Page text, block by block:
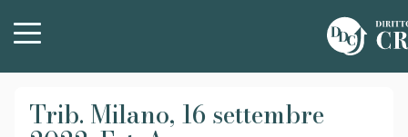
Trib. Milano, 16 settembre